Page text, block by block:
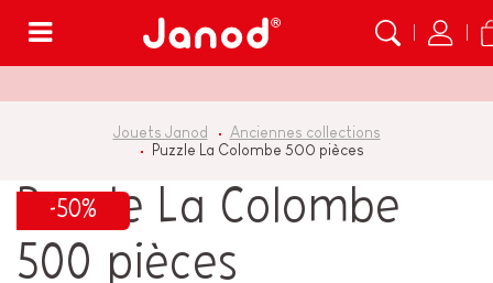
Jouets Janod
Anciennes collections
Puzzle La Colombe 500 pièces
-50%
Puzzle La Colombe
500 pièces